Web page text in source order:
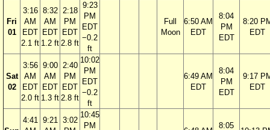
Fri
01
3:16
AM
EDT
2.1 ft
8:32
AM
EDT
1.2 ft
2:18
PM
EDT
2.8 ft
9:23
PM
EDT
−0.2
ft
Full
Moon
6:50 AM
EDT
8:04
PM
EDT
8:20
EDT
Sat
02
3:56
AM
EDT
2.0 ft
9:00
AM
EDT
1.3 ft
2:40
PM
EDT
2.8 ft
10:02
PM
EDT
−0.2
ft
6:49 AM
EDT
8:04
PM
EDT
9:17
EDT
4:41 9:21 3:02
10:45
PM
8:05